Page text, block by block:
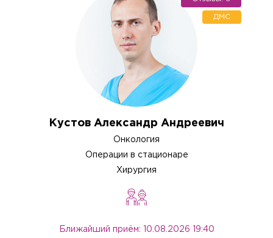
Кустов Александр Андреевич
Онкология
Операции в стационаре
Хирургия
Ближайший приём: 10.08.2026 19:40
ДМС